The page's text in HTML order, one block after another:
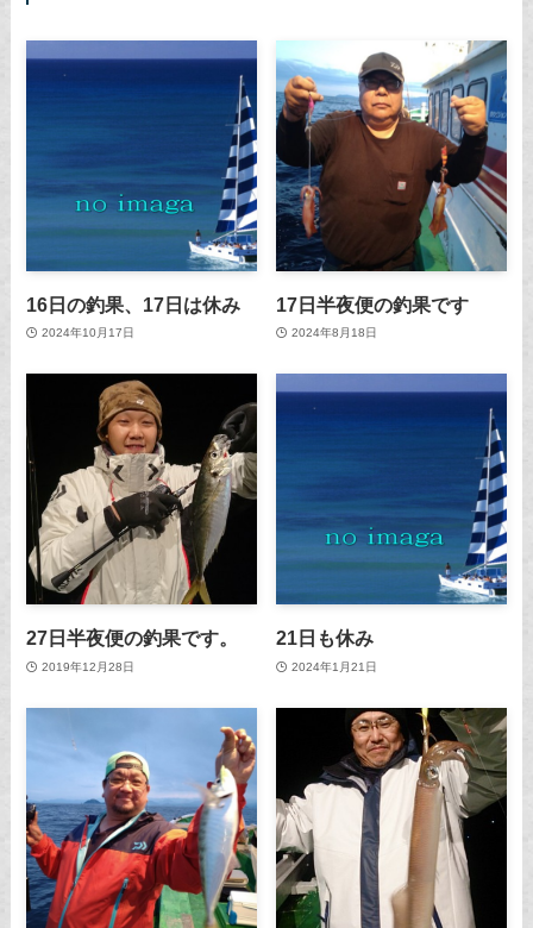
16日の釣果、17日は休み
2024年10月17日
17日半夜便の釣果です
2024年8月18日
27日半夜便の釣果です。
2019年12月28日
21日も休み
2024年1月21日